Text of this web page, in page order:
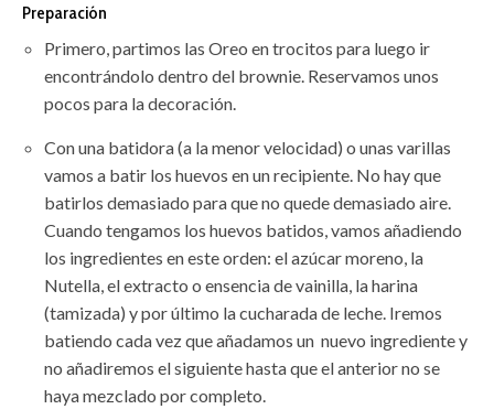
Preparación
Primero, partimos las Oreo en trocitos para luego ir
encontrándolo dentro del brownie. Reservamos unos
pocos para la decoración.
Con una batidora (a la menor velocidad) o unas varillas
vamos a batir los huevos en un recipiente. No hay que
batirlos demasiado para que no quede demasiado aire.
Cuando tengamos los huevos batidos, vamos añadiendo
los ingredientes en este orden: el azúcar moreno, la
Nutella, el extracto o ensencia de vainilla, la harina
(tamizada) y por último la cucharada de leche. Iremos
batiendo cada vez que añadamos un nuevo ingrediente y
no añadiremos el siguiente hasta que el anterior no se
haya mezclado por completo.